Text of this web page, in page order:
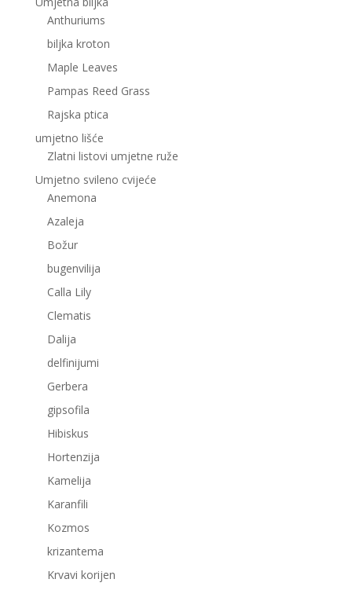
Anthuriums
biljka kroton
Maple Leaves
Pampas Reed Grass
Rajska ptica
umjetno lišće
Zlatni listovi umjetne ruže
Umjetno svileno cvijeće
Anemona
Azaleja
Božur
bugenvilija
Calla Lily
Clematis
Dalija
delfinijumi
Gerbera
gipsofila
Hibiskus
Hortenzija
Kamelija
Karanfili
Kozmos
krizantema
Krvavi korijen